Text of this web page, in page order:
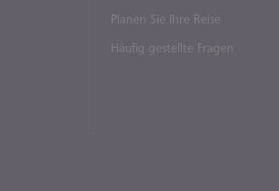
Planen Sie Ihre Reise
Häufig gestellte Fragen